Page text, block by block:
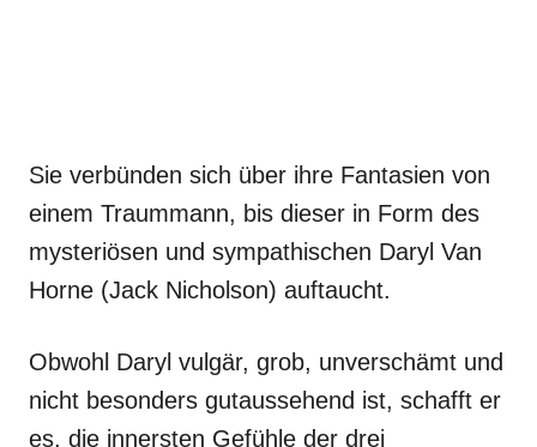
Sie verbünden sich über ihre Fantasien von
einem Traummann, bis dieser in Form des
mysteriösen und sympathischen Daryl Van
Horne (Jack Nicholson) auftaucht.
Obwohl Daryl vulgär, grob, unverschämt und
nicht besonders gutaussehend ist, schafft er
es, die innersten Gefühle der drei